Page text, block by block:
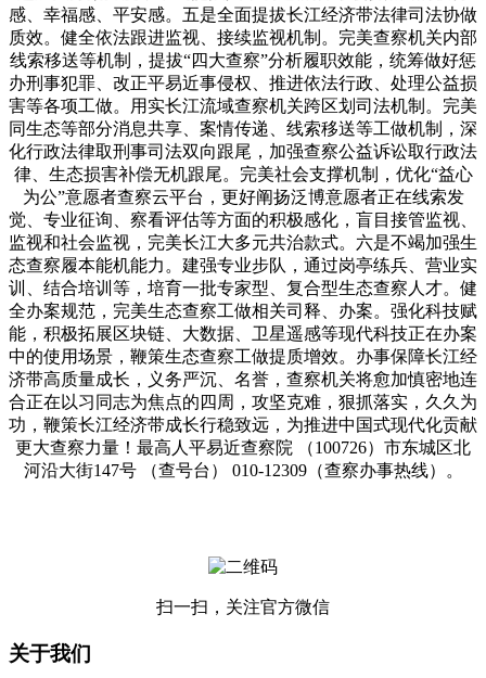
感、幸福感、平安感。五是全面提拔长江经济带法律司法协做
质效。健全依法跟进监视、接续监视机制。完美查察机关内部
线索移送等机制，提拔“四大查察”分析履职效能，统筹做好惩
办刑事犯罪、改正平易近事侵权、推进依法行政、处理公益损
害等各项工做。用实长江流域查察机关跨区划司法机制。完美
同生态等部分消息共享、案情传递、线索移送等工做机制，深
化行政法律取刑事司法双向跟尾，加强查察公益诉讼取行政法
律、生态损害补偿无机跟尾。完美社会支撑机制，优化“益心
为公”意愿者查察云平台，更好阐扬泛博意愿者正在线索发
觉、专业征询、察看评估等方面的积极感化，盲目接管监视、
监视和社会监视，完美长江大多元共治款式。六是不竭加强生
态查察履本能机能力。建强专业步队，通过岗亭练兵、营业实
训、结合培训等，培育一批专家型、复合型生态查察人才。健
全办案规范，完美生态查察工做相关司释、办案。强化科技赋
能，积极拓展区块链、大数据、卫星遥感等现代科技正在办案
中的使用场景，鞭策生态查察工做提质增效。办事保障长江经
济带高质量成长，义务严沉、名誉，查察机关将愈加慎密地连
合正在以习同志为焦点的四周，攻坚克难，狠抓落实，久久为
功，鞭策长江经济带成长行稳致远，为推进中国式现代化贡献
更大查察力量！最高人平易近查察院 （100726）市东城区北
河沿大街147号 （查号台） 010-12309（查察办事热线）。
扫一扫，关注官方微信
关于我们